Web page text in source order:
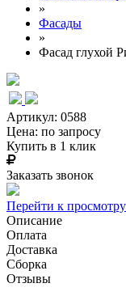
»
Фасады
»
Фасад глухой
Артикул: 0588
Цена: по запросу
Купить в 1 клик
Заказать звонок
Перейти к
Описание
Оплата
Доставка
Сборка
Отзывы